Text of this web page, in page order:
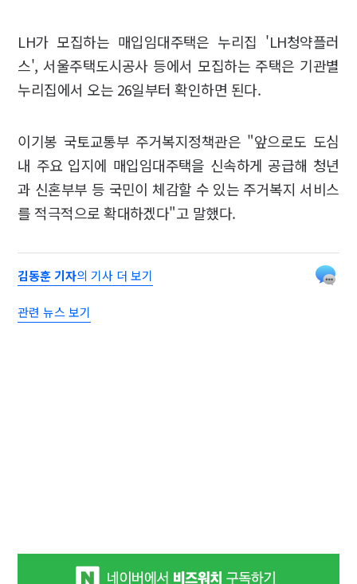
LH가 모집하는 매입임대주택은 누리집 'LH청약플러
스', 서울주택도시공사 등에서 모집하는 주택은 기관별
누리집에서 오는 26일부터 확인하면 된다.
이기봉 국토교통부 주거복지정책관은 "앞으로도 도심
내 주요 입지에 매입임대주택을 신속하게 공급해 청년
과 신혼부부 등 국민이 체감할 수 있는 주거복지 서비스
를 적극적으로 확대하겠다"고 말했다.
김동훈 기자의 기사 더 보기
관련 뉴스 보기